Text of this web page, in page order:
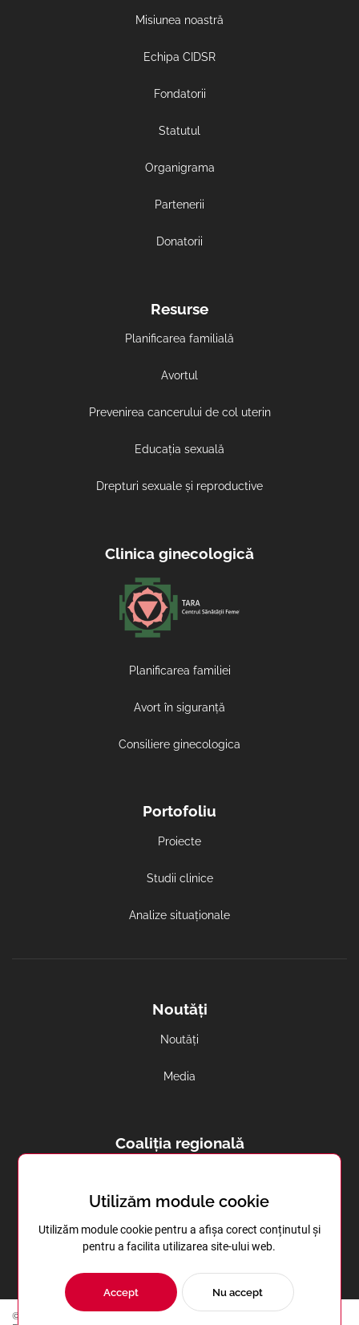
Misiunea noastră
Echipa CIDSR
Fondatorii
Statutul
Organigrama
Partenerii
Donatorii
Resurse
Planificarea familială
Avortul
Prevenirea cancerului de col uterin
Educația sexuală
Drepturi sexuale și reproductive
Clinica ginecologică
Planificarea familiei
Avort în siguranță
Consiliere ginecologica
Portofoliu
Proiecte
Studii clinice
Analize situaționale
Noutăți
Noutăți
Media
Coaliția regională
Sănătatea reproductivă în Transnistria
© Copyright 2023 | Centrul de Instruire în Domeniul Sănătăţii
Utilizăm module cookie
Utilizăm module cookie pentru a afișa corect conținutul și
pentru a facilita utilizarea site-ului web.
Accept Nu accept